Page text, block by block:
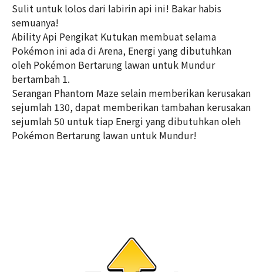
Sulit untuk lolos dari labirin api ini! Bakar habis
semuanya!
Ability Api Pengikat Kutukan membuat selama
Pokémon ini ada di Arena, Energi yang dibutuhkan
oleh Pokémon Bertarung lawan untuk Mundur
bertambah 1.
Serangan Phantom Maze selain memberikan kerusakan
sejumlah 130, dapat memberikan tambahan kerusakan
sejumlah 50 untuk tiap Energi yang dibutuhkan oleh
Pokémon Bertarung lawan untuk Mundur!